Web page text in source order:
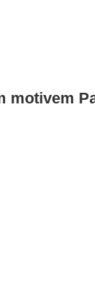
motivem